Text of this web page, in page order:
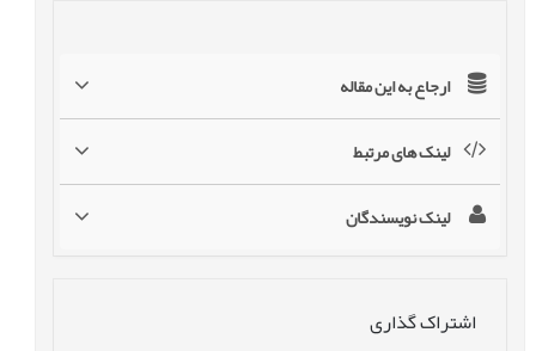
ارجاع به این مقاله
لینک های مرتبط
لینک نویسندگان
اشتراک گذاری